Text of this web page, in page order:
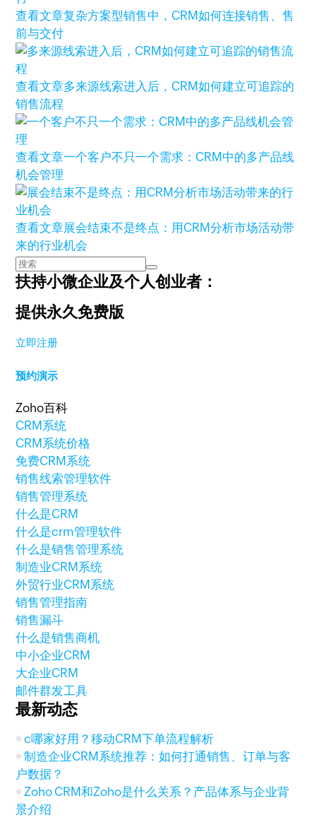
查看文章复杂方案型销售中，CRM如何连接销售、售
前与交付
查看文章多来源线索进入后，CRM如何建立可追踪的
销售流程
查看文章一个客户不只一个需求：CRM中的多产品线
机会管理
查看文章展会结束不是终点：用CRM分析市场活动带
来的行业机会
扶持小微企业及个人创业者：
提供永久免费版
立即注册
预约演示
Zoho百科
CRM系统
CRM系统价格
免费CRM系统
销售线索管理软件
销售管理系统
什么是CRM
什么是crm管理软件
什么是销售管理系统
制造业CRM系统
外贸行业CRM系统
销售管理指南
销售漏斗
什么是销售商机
中小企业CRM
大企业CRM
邮件群发工具
最新动态
c哪家好用？移动CRM下单流程解析
制造企业CRM系统推荐：如何打通销售、订单与客
户数据？
Zoho CRM和Zoho是什么关系？产品体系与企业背
景介绍